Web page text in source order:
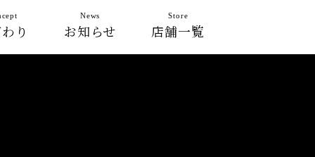
り お知らせ
News
店舗一覧
Store